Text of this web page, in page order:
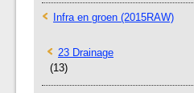
Infra en groen (2015RAW)
23 Drainage
(13)